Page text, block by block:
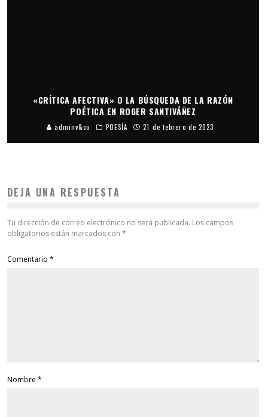
«CRÍTICA AFECTIVA» O LA BÚSQUEDA DE LA RAZÓN
POÉTICA EN ROGER SANTIVÁÑEZ
adminv&co POESÍA 21 de febrero de 2023
DEJA UNA RESPUESTA
Tu dirección de correo electrónico no será publicada. Los campos
obligatorios están marcados con *
Comentario *
Nombre *